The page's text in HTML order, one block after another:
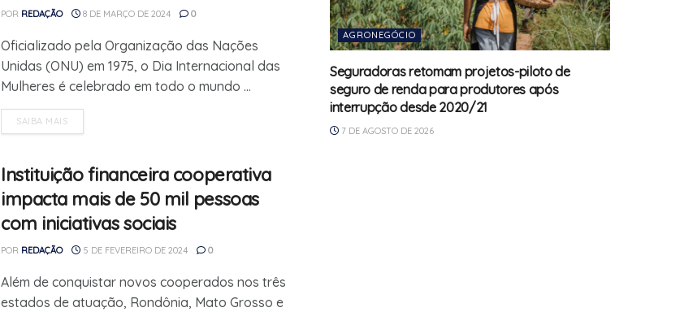
POR REDAÇÃO 8 DE MARÇO DE 2024 0
Oficializado pela Organização das Nações
Unidas (ONU) em 1975, o Dia Internacional das
Mulheres é celebrado em todo o mundo ...
SAIBA MAIS
Instituição financeira cooperativa
impacta mais de 50 mil pessoas
com iniciativas sociais
POR REDAÇÃO 5 DE FEVEREIRO DE 2024 0
Além de conquistar novos cooperados nos três
estados de atuação, Rondônia, Mato Grosso e
AGRONEGÓCIO
Seguradoras retomam projetos-piloto de
seguro de renda para produtores após
interrupção desde 2020/21
7 DE AGOSTO DE 2026